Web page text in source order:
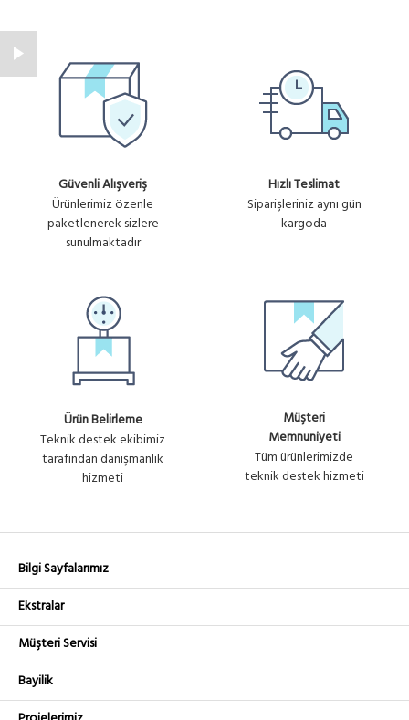
Güvenli Alışveriş
Ürünlerimiz özenle
paketlenerek sizlere
sunulmaktadır
Hızlı Teslimat
Siparişleriniz aynı gün
kargoda
Ürün Belirleme
Teknik destek ekibimiz
tarafından danışmanlık
hizmeti
Müşteri
Memnuniyeti
Tüm ürünlerimizde
teknik destek hizmeti
Bilgi Sayfalarımız
Ekstralar
Müşteri Servisi
Bayilik